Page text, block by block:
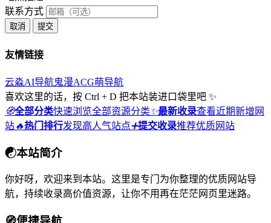
联系方式
取消 提交
友情链接
云淼AI导航鬼漫ACG萌导航
喜欢这里的话，按 Ctrl + D 把本站装进口袋里吧 ✨
🧭全部分类快速浏览全部资源分类✨最新收录查看近期新增网
站🔥热门排行发现高人气站点➕提交收录推荐优质网站
☯本站简介
你好呀，欢迎来到本站。这里是专门为你整理的优质网站导
航，持续收录高价值资源，让你不用再在茫茫网页里迷路。